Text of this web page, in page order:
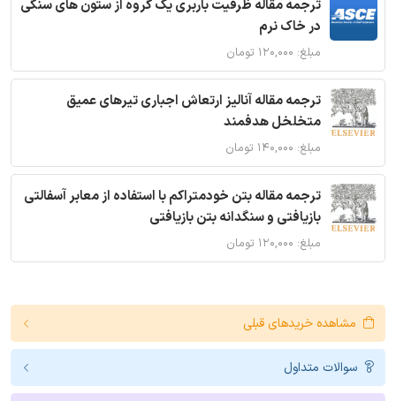
ترجمه مقاله ظرفیت باربری یک گروه از ستون های سنگی
در خاک نرم
مبلغ: ۱۲۰,۰۰۰ تومان
ترجمه مقاله آنالیز ارتعاش اجباری تیرهای عمیق
متخلخل هدفمند
مبلغ: ۱۴۰,۰۰۰ تومان
ترجمه مقاله بتن خودمتراکم با استفاده از معابر آسفالتی
بازیافتی و سنگدانه بتن بازیافتی
مبلغ: ۱۲۰,۰۰۰ تومان
مشاهده خریدهای قبلی
سوالات متداول